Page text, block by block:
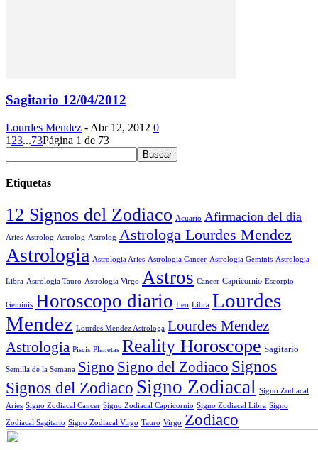
Sagitario 12/04/2012
Lourdes Mendez - Abr 12, 2012 0
1 23...73Página 1 de 73
Etiquetas
12 Signos del Zodiaco Acuario Afirmacion del dia
Aries Astrolog Astrolog Astrolog Astrologa Lourdes Mendez
Astrologia Astrologia Aries Astrologia Cancer Astrologia Geminis Astrologia
Libra Astrologia Tauro Astrologia Virgo Astros Cancer Capricornio Escorpio
Geminis Horoscopo diario Leo Libra Lourdes
Mendez Lourdes Mendez Astrologa Lourdes Mendez
Astrologia Piscis Planetas Reality Horoscope Sagitario
Semilla de la Semana Signo Signo del Zodiaco Signos
Signos del Zodiaco Signo Zodiacal Signo Zodiacal
Aries Signo Zodiacal Cancer Signo Zodiacal Capricornio Signo Zodiacal Libra Signo
Zodiacal Sagitario Signo Zodiacal Virgo Tauro Virgo Zodiaco